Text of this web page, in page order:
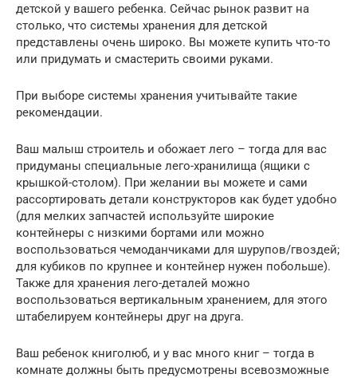
детской у вашего ребенка. Сейчас рынок развит на
столько, что системы хранения для детской
представлены очень широко. Вы можете купить что-то
или придумать и смастерить своими руками.
При выборе системы хранения учитывайте такие
рекомендации.
Ваш малыш строитель и обожает лего – тогда для вас
придуманы специальные лего-хранилища (ящики с
крышкой-столом). При желании вы можете и сами
рассортировать детали конструкторов как будет удобно
(для мелких запчастей используйте широкие
контейнеры с низкими бортами или можно
воспользоваться чемоданчиками для шурупов/гвоздей;
для кубиков по крупнее и контейнер нужен побольше).
Также для хранения лего-деталей можно
воспользоваться вертикальным хранением, для этого
штабелируем контейнеры друг на друга.
Ваш ребенок книголюб, и у вас много книг – тогда в
комнате должны быть предусмотрены всевозможные